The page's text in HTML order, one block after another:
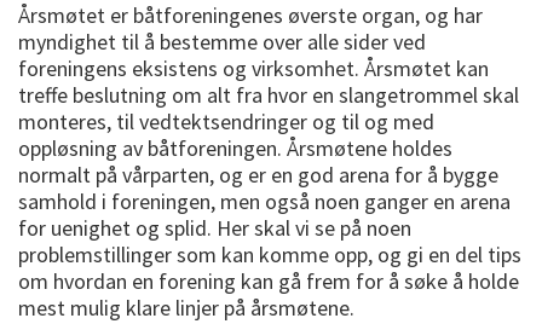
Årsmøtet er båtforeningenes øverste organ, og har
myndighet til å bestemme over alle sider ved
foreningens eksistens og virksomhet. Årsmøtet kan
treffe beslutning om alt fra hvor en slangetrommel skal
monteres, til vedtektsendringer og til og med
oppløsning av båtforeningen. Årsmøtene holdes
normalt på vårparten, og er en god arena for å bygge
samhold i foreningen, men også noen ganger en arena
for uenighet og splid. Her skal vi se på noen
problemstillinger som kan komme opp, og gi en del tips
om hvordan en forening kan gå frem for å søke å holde
mest mulig klare linjer på årsmøtene.